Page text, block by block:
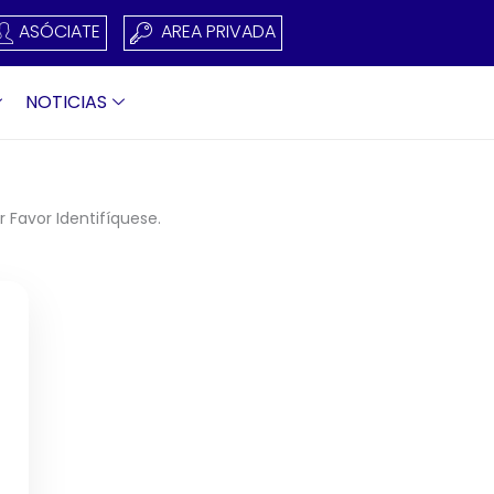
ASÓCIATE AREA PRIVADA
NOTICIAS
Favor Identifíquese.